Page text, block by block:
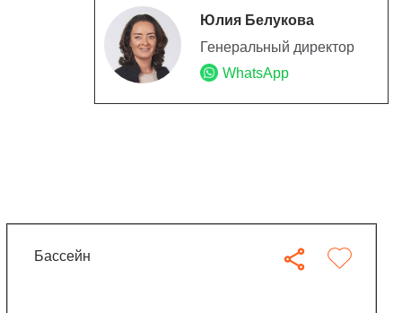
Юлия Белукова
Генеральный директор
WhatsApp
бассейн